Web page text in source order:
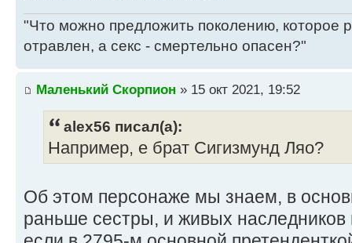
"Что можно предложить поколению, которое
отравлен, а секс - смертельно опасен?"
Маленький Скорпион » 15 окт 2021, 19:52
alex56 писал(а):
Например, е брат Сигизмунд Ляо?
Об этом персонаже мы знаем, в
раньше сестры, и живых наследников